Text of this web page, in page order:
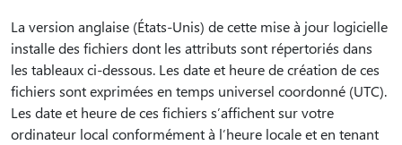
La version anglaise (États-Unis) de cette mise à jour logicielle
installe des fichiers dont les attributs sont répertoriés dans
les tableaux ci-dessous. Les date et heure de création de ces
fichiers sont exprimées en temps universel coordonné (UTC).
Les date et heure de ces fichiers s’affichent sur votre
ordinateur local conformément à l’heure locale et en tenant